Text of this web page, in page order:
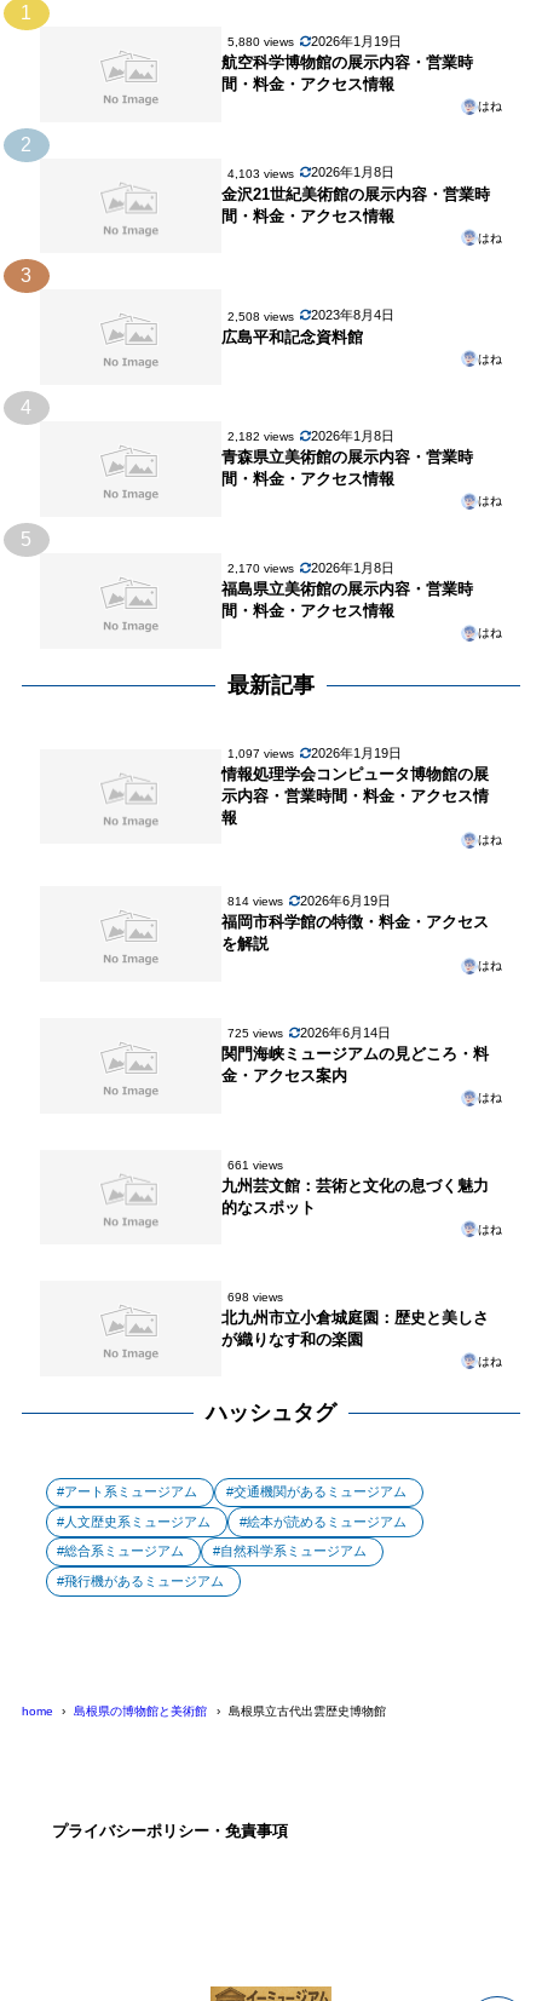
1
5,880 views 2026年1月19日
航空科学博物館の展示内容・営業時
間・料金・アクセス情報
はね
2
4,103 views 2026年1月8日
金沢21世紀美術館の展示内容・営業時
間・料金・アクセス情報
はね
3
2,508 views 2023年8月4日
広島平和記念資料館
はね
4
2,182 views 2026年1月8日
青森県立美術館の展示内容・営業時
間・料金・アクセス情報
はね
5
2,170 views 2026年1月8日
福島県立美術館の展示内容・営業時
間・料金・アクセス情報
はね
最新記事
1,097 views 2026年1月19日
情報処理学会コンピュータ博物館の展
示内容・営業時間・料金・アクセス情
報
はね
814 views 2026年6月19日
福岡市科学館の特徴・料金・アクセス
を解説
はね
725 views 2026年6月14日
関門海峡ミュージアムの見どころ・料
金・アクセス案内
はね
661 views
九州芸文館：芸術と文化の息づく魅力
的なスポット
はね
698 views
北九州市立小倉城庭園：歴史と美しさ
が織りなす和の楽園
はね
ハッシュタグ
アート系ミュージアム 交通機関があるミュージアム
人文歴史系ミュージアム 絵本が読めるミュージアム
総合系ミュージアム 自然科学系ミュージアム
飛行機があるミュージアム
home 島根県の博物館と美術館 島根県立古代出雲歴史博物館
プライバシーポリシー・免責事項